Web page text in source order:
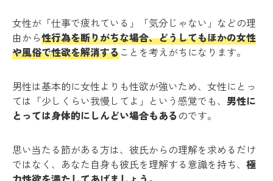
女性が「仕事で疲れている」「気分じゃない」などの理
由から性行為を断りがちな場合、どうしてもほかの女性
や風俗で性欲を解消することを考えがちになります。
男性は基本的に女性よりも性欲が強いため、女性にとっ
ては「少しくらい我慢してよ」という感覚でも、 男性に
とっては身体的にしんどい場合もある のです。
思い当たる節がある方は、彼氏からの理解を求めるだけ
ではなく、あなた自身も彼氏を理解する意識を持ち、 極